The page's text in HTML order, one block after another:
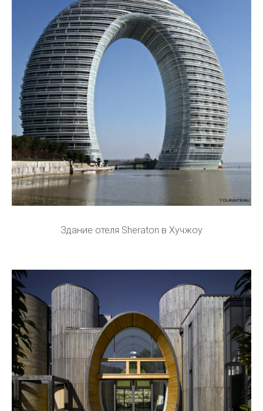
Здание отеля Sheraton в Хучжоу